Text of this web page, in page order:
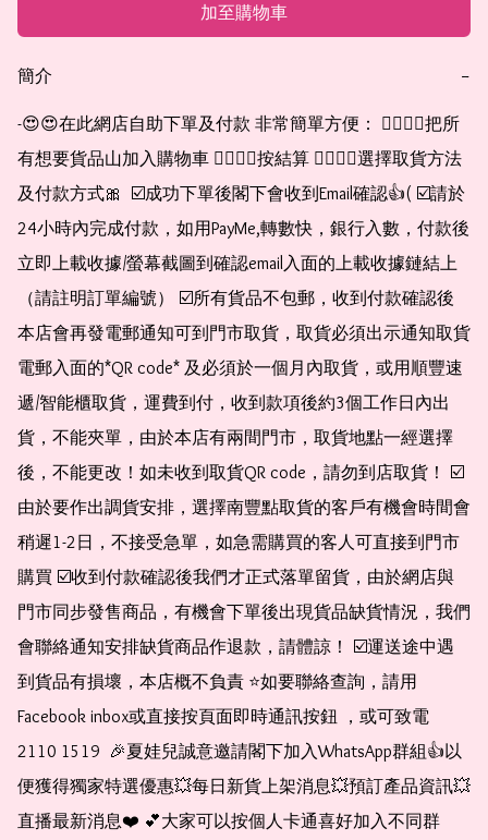
加至購物車
簡介 −
-😍😍在此網店自助下單及付款 非常簡單方便： 👉🏻👉🏻把所
有想要貨品山加入購物車 👉🏻👉🏻按結算 👉🏻👉🏻選擇取貨方法
及付款方式🎀  ☑️成功下單後閣下會收到Email確認👍( ☑️請於
24小時內完成付款，如用PayMe,轉數快，銀行入數，付款後
立即上載收據/螢幕截圖到確認email入面的上載收據鏈結上
（請註明訂單編號） ☑️所有貨品不包郵，收到付款確認後
本店會再發電郵通知可到門市取貨，取貨必須出示通知取貨
電郵入面的*QR code* 及必須於一個月內取貨，或用順豐速
遞/智能櫃取貨，運費到付，收到款項後約3個工作日內出
貨，不能夾單，由於本店有兩間門市，取貨地點一經選擇
後，不能更改！如未收到取貨QR code，請勿到店取貨！ ☑️
由於要作出調貨安排，選擇南豐點取貨的客戶有機會時間會
稍遲1-2日，不接受急單，如急需購買的客人可直接到門市
購買 ☑️收到付款確認後我們才正式落單留貨，由於網店與
門市同步發售商品，有機會下單後出現貨品缺貨情況，我們
會聯絡通知安排缺貨商品作退款，請體諒！ ☑️運送途中遇
到貨品有損壞，本店概不負責 ⭐️如要聯絡查詢，請用
Facebook inbox或直接按頁面即時通訊按鈕 ，或可致電
2110 1519  🎉夏娃兒誠意邀請閣下加入WhatsApp群組👍以
便獲得獨家特選優惠💥每日新貨上架消息💥預訂產品資訊💥
直播最新消息❤️ 💕大家可以按個人卡通喜好加入不同群